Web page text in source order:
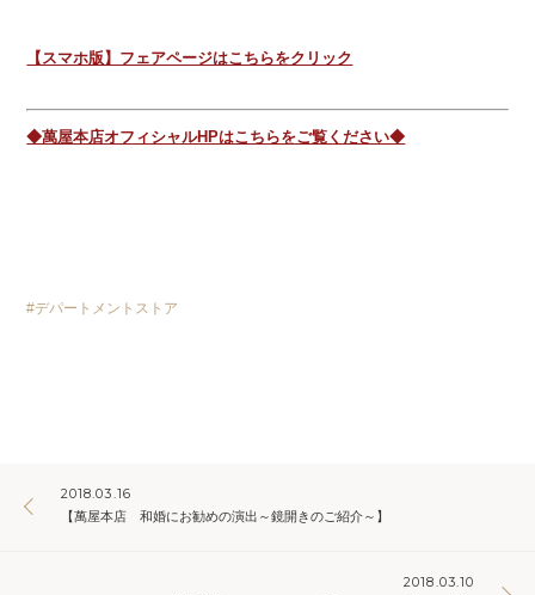
【スマホ版】フェアページはこちらをクリック
◆萬屋本店オフィシャルHPはこちらをご覧ください◆
デパートメントストア
2018.03.16
【萬屋本店 和婚にお勧めの演出～鏡開きのご紹介～】
2018.03.10